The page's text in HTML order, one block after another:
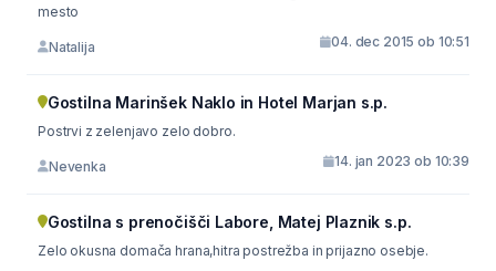
mesto
Natalija 04. dec 2015 ob 10:51
Gostilna Marinšek Naklo in Hotel Marjan s.p.
Postrvi z zelenjavo zelo dobro.
Nevenka 14. jan 2023 ob 10:39
Gostilna s prenočišči Labore, Matej Plaznik s.p.
Zelo okusna domača hrana,hitra postrežba in prijazno osebje.